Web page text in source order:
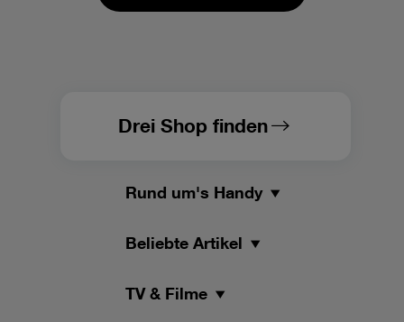
Drei Shop finden
Rund um's Handy
Beliebte Artikel
TV & Filme